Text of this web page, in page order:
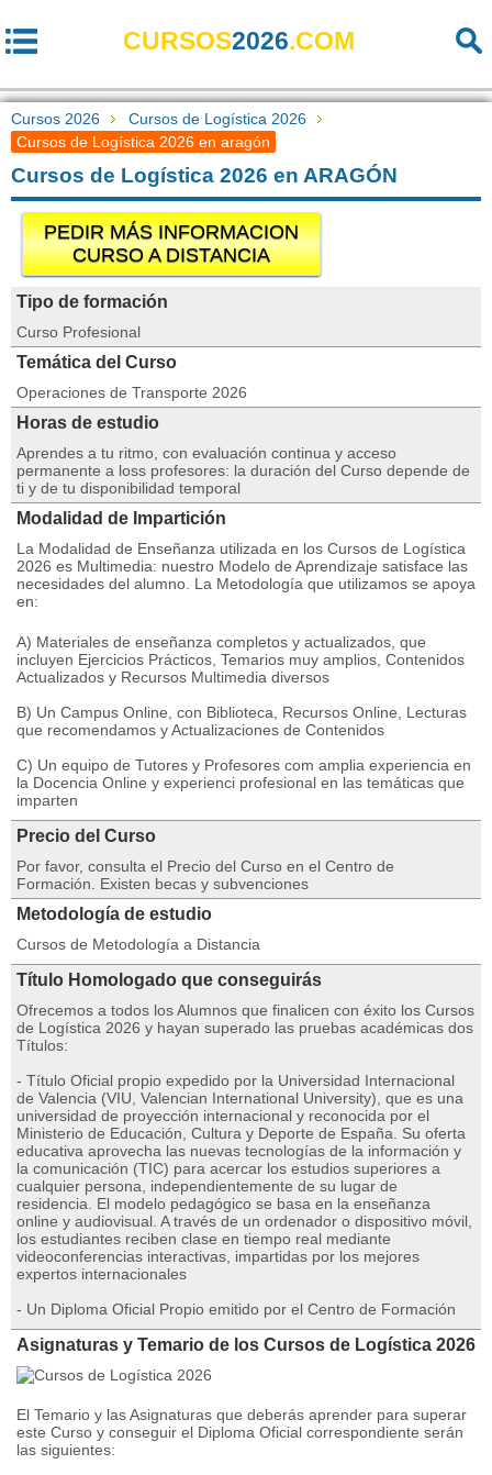
CURSOS2026.COM
Cursos 2026
Cursos de Logística 2026
Cursos de Logística 2026 en aragón
Cursos de Logística 2026 en ARAGÓN
PEDIR MÁS INFORMACION
CURSO A DISTANCIA
Tipo de formación
Curso Profesional
Temática del Curso
Operaciones de Transporte 2026
Horas de estudio
Aprendes a tu ritmo, con evaluación continua y acceso
permanente a loss profesores: la duración del Curso depende de
ti y de tu disponibilidad temporal
Modalidad de Impartición
La Modalidad de Enseñanza utilizada en los Cursos de Logística
2026 es Multimedia: nuestro Modelo de Aprendizaje satisface las
necesidades del alumno. La Metodología que utilizamos se apoya
en:
A) Materiales de enseñanza completos y actualizados, que
incluyen Ejercicios Prácticos, Temarios muy amplios, Contenidos
Actualizados y Recursos Multimedia diversos
B) Un Campus Online, con Biblioteca, Recursos Online, Lecturas
que recomendamos y Actualizaciones de Contenidos
C) Un equipo de Tutores y Profesores com amplia experiencia en
la Docencia Online y experienci profesional en las temáticas que
imparten
Precio del Curso
Por favor, consulta el Precio del Curso en el Centro de
Formación. Existen becas y subvenciones
Metodología de estudio
Cursos de Metodología a Distancia
Título Homologado que conseguirás
Ofrecemos a todos los Alumnos que finalicen con éxito los Cursos
de Logística 2026 y hayan superado las pruebas académicas dos
Títulos:
- Título Oficial propio expedido por la Universidad Internacional
de Valencia (VIU, Valencian International University), que es una
universidad de proyección internacional y reconocida por el
Ministerio de Educación, Cultura y Deporte de España. Su oferta
educativa aprovecha las nuevas tecnologías de la información y
la comunicación (TIC) para acercar los estudios superiores a
cualquier persona, independientemente de su lugar de
residencia. El modelo pedagógico se basa en la enseñanza
online y audiovisual. A través de un ordenador o dispositivo móvil,
los estudiantes reciben clase en tiempo real mediante
videoconferencias interactivas, impartidas por los mejores
expertos internacionales
- Un Diploma Oficial Propio emitido por el Centro de Formación
Asignaturas y Temario de los Cursos de Logística 2026
El Temario y las Asignaturas que deberás aprender para superar
este Curso y conseguir el Diploma Oficial correspondiente serán
las siguientes: